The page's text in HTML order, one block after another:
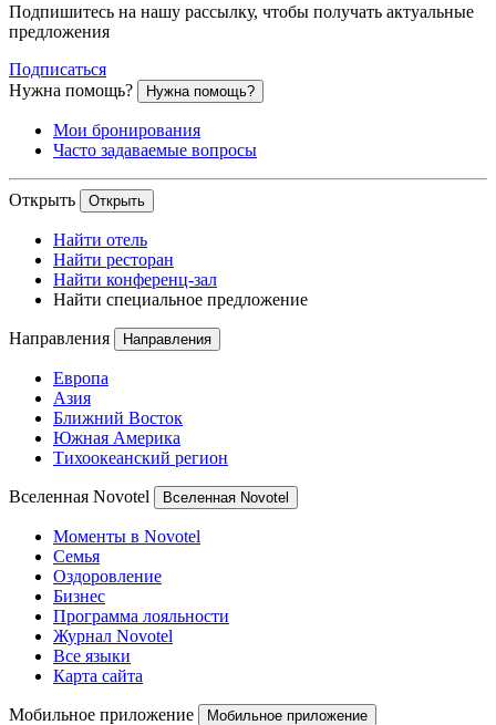
Подпишитесь на нашу рассылку, чтобы получать актуальные
предложения
Подписаться
Нужна помощь?
Нужна помощь?
Мои бронирования
Часто задаваемые вопросы
Открыть Открыть
Найти отель
Найти ресторан
Найти конференц-зал
Найти специальное предложение
Направления Направления
Европа
Азия
Ближний Восток
Южная Америка
Тихоокеанский регион
Вселенная Novotel Вселенная Novotel
Моменты в Novotel
Семья
Оздоровление
Бизнес
Программа лояльности
Журнал Novotel
Все языки
Карта сайта
Мобильное приложение Мобильное приложение